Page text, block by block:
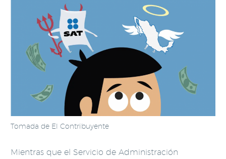
Tomada de El Contribuyente
Mientras que el Servicio de Administración